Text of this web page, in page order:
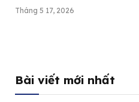
Tháng 5 17, 2026
Bài viết mới nhất